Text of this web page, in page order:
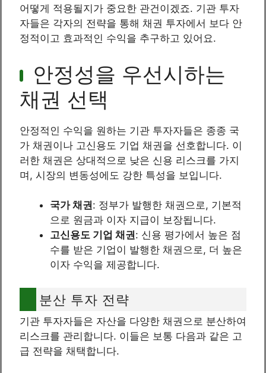
어떻게 적용될지가 중요한 관건이겠죠. 기관 투자
자들은 각자의 전략을 통해 채권 투자에서 보다 안
정적이고 효과적인 수익을 추구하고 있어요.
안정성을 우선시하는
채권 선택
안정적인 수익을 원하는 기관 투자자들은 종종 국
가 채권이나 고신용도 기업 채권을 선호합니다. 이
러한 채권은 상대적으로 낮은 신용 리스크를 가지
며, 시장의 변동성에도 강한 특성을 보입니다.
국가 채권: 정부가 발행한 채권으로, 기본적
으로 원금과 이자 지급이 보장됩니다.
고신용도 기업 채권: 신용 평가에서 높은 점
수를 받은 기업이 발행한 채권으로, 더 높은
이자 수익을 제공합니다.
분산 투자 전략
기관 투자자들은 자산을 다양한 채권으로 분산하여
리스크를 관리합니다. 이들은 보통 다음과 같은 고
급 전략을 채택합니다.